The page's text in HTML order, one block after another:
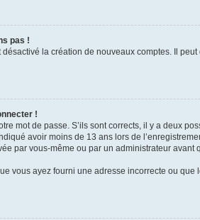
pas !
désactivé la création de nouveaux comptes. Il
!
mot de passe. S’ils sont corrects, il y a deux
avoir moins de 13 ans lors de
par vous-même ou par un administrateur
vous ayez fourni une adresse incorrecte ou